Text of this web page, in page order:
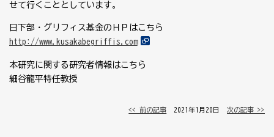
せて行くこととしています。
日下部・グリフィス基金のＨＰはこちら
http://www.kusakabegriffis.com
本研究に関する研究者情報はこちら
細谷龍平特任教授
<< 前の記事 │ 2021年1月20日 │次の記事 >>